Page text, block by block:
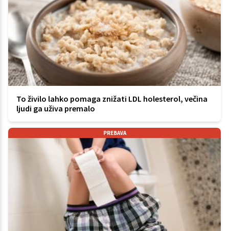
To živilo lahko pomaga znižati LDL holesterol, večina
ljudi ga uživa premalo
PREBAVA